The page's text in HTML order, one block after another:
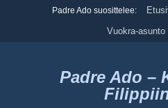
Padre Ado suosittelee:
Vuokra-
Padre Ado –